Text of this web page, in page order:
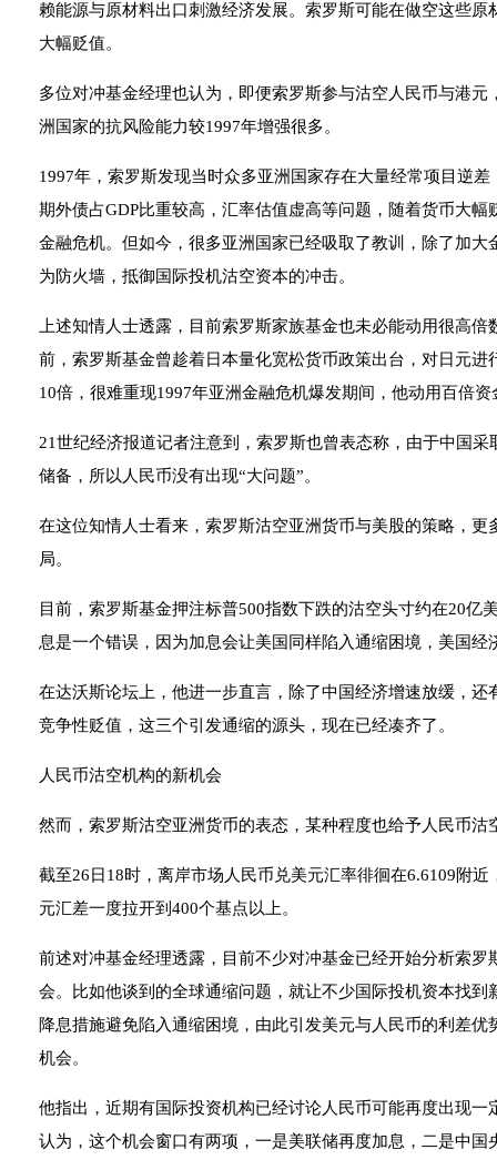
赖能源与原材料出口刺激经济发展。索罗斯可能在做空这些
大幅贬值。
多位对冲基金经理也认为，即便索罗斯参与沽空人民币与港元
洲国家的抗风险能力较1997年增强很多。
1997年，索罗斯发现当时众多亚洲国家存在大量经常项目逆
期外债占GDP比重较高，汇率估值虚高等问题，随着货币大
金融危机。但如今，很多亚洲国家已经吸取了教训，除了加
为防火墙，抵御国际投机沽空资本的冲击。
上述知情人士透露，目前索罗斯家族基金也未必能动用很高
前，索罗斯基金曾趁着日本量化宽松货币政策出台，对日元
10倍，很难重现1997年亚洲金融危机爆发期间，他动用百倍
21世纪经济报道记者注意到，索罗斯也曾表态称，由于中国
储备，所以人民币没有出现“大问题”。
在这位知情人士看来，索罗斯沽空亚洲货币与美股的策略，
局。
目前，索罗斯基金押注标普500指数下跌的沽空头寸约在20亿
息是一个错误，因为加息会让美国同样陷入通缩困境，美国经
在达沃斯论坛上，他进一步直言，除了中国经济增速放缓，
竞争性贬值，这三个引发通缩的源头，现在已经凑齐了。
人民币沽空机构的新机会
然而，索罗斯沽空亚洲货币的表态，某种程度也给予人民币沽
截至26日18时，离岸市场人民币兑美元汇率徘徊在6.6109附
元汇差一度拉开到400个基点以上。
前述对冲基金经理透露，目前不少对冲基金已经开始分析索
会。比如他谈到的全球通缩问题，就让不少国际投机资本找
降息措施避免陷入通缩困境，由此引发美元与人民币的利差
机会。
他指出，近期有国际投资机构已经讨论人民币可能再度出现一
认为，这个机会窗口有两项，一是美联储再度加息，二是中国